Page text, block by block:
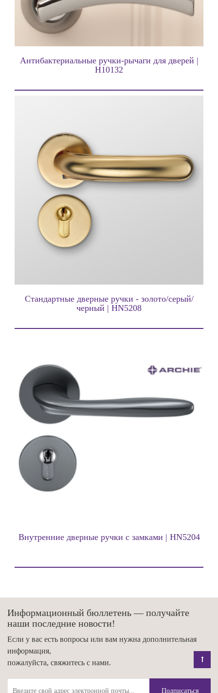
Антибактериальные ручки-рычаги для дверей |
H10132
Стандартные дверные ручки - золото/серый/
черный | HN5208
Внутренние дверные ручки с замками | HN5204
Информационный бюллетень — получайте
наши последние новости!
Если у вас есть вопросы или вам нужна дополнительная
информация,
пожалуйста, свяжитесь с нами.
Подписаться